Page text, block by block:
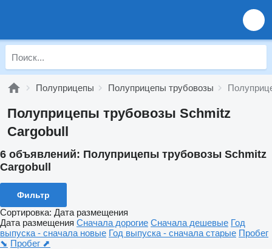
Полуприцепы Полуприцепы трубовозы
Полуприцепы трубовозы Schmitz
Cargobull
6 объявлений: Полуприцепы трубовозы Schmitz
Cargobull
Фильтр
Сортировка: Дата размещения
Дата размещения Сначала дорогие Сначала дешевые Год
выпуска - сначала новые Год выпуска - сначала старые Пробег
⬊ Пробег ⬈